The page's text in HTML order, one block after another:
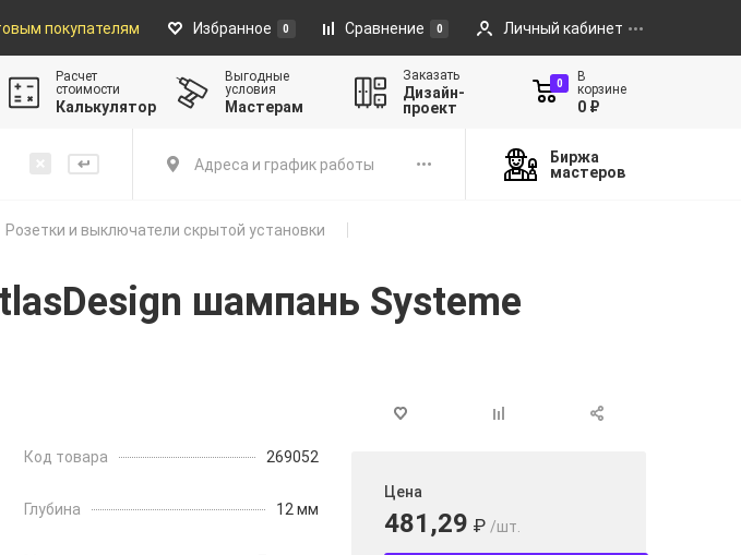
покупателям Избранное 0 Сравнение 0 Личный кабинет
Расчет
стоимости
Калькулятор
Выгодные
условия
Мастерам
Заказать
Дизайн-
проект
0
В
корзине
0 ₽
Адреса и график работы
Биржа
мастеров
Розетки и выключатели скрытой установки
шампань Systeme
Код товара 269052
Глубина 12 мм
Цена
481,29 ₽ /шт.